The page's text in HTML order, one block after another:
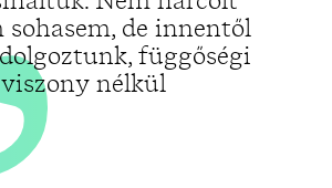
sohasem, de innentől
függőségi
viszony nélkül